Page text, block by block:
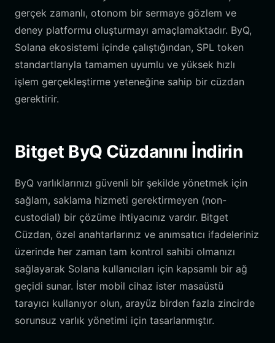
gerçek zamanlı, otonom bir sermaye gözlem ve
deney platformu oluşturmayı amaçlamaktadır. ByQ,
Solana ekosistemi içinde çalıştığından, SPL token
standartlarıyla tamamen uyumlu ve yüksek hızlı
işlem gerçekleştirme yeteneğine sahip bir cüzdan
gerektirir.
Bitget ByQ Cüzdanını İndirin
ByQ varlıklarınızı güvenli bir şekilde yönetmek için
sağlam, saklama hizmeti gerektirmeyen (non-
custodial) bir çözüme ihtiyacınız vardır. Bitget
Cüzdan, özel anahtarlarınız ve anımsatıcı ifadeleriniz
üzerinde her zaman tam kontrol sahibi olmanızı
sağlayarak Solana kullanıcıları için kapsamlı bir ağ
geçidi sunar. İster mobil cihaz ister masaüstü
tarayıcı kullanıyor olun, arayüz birden fazla zincirde
sorunsuz varlık yönetimi için tasarlanmıştır.